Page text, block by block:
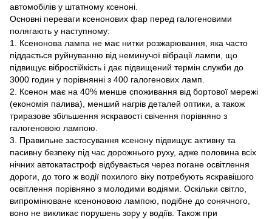
автомобілів у штатному ксеноні.
Основні переваги ксенонових фар перед галогеновими
полягають у наступному:
1. Ксенонова лампа не має нитки розжарювання, яка часто
піддається руйнуванню від неминучої вібрації лампи, що
підвищує вібростійкість і дає підвищений термін служби до
3000 годин у порівнянні з 400 галогенових ламп.
2. Ксенон має на 40% менше споживання від бортової мережі
(економія палива), менший нагрів деталей оптики, а також
триразове збільшення яскравості свічення порівняно з
галогеновою лампою.
3. Правильне застосування ксенону підвищує активну та
пасивну безпеку під час дорожнього руху, адже половина всіх
нічних автокатастроф відбувається через погане освітлення
дороги, до того ж водії похилого віку потребують яскравішого
освітлення порівняно з молодими водіями. Оскільки світло,
випромінюване ксеноновою лампою, подібне до сонячного,
воно не викликає порушень зору у водіїв. Також при